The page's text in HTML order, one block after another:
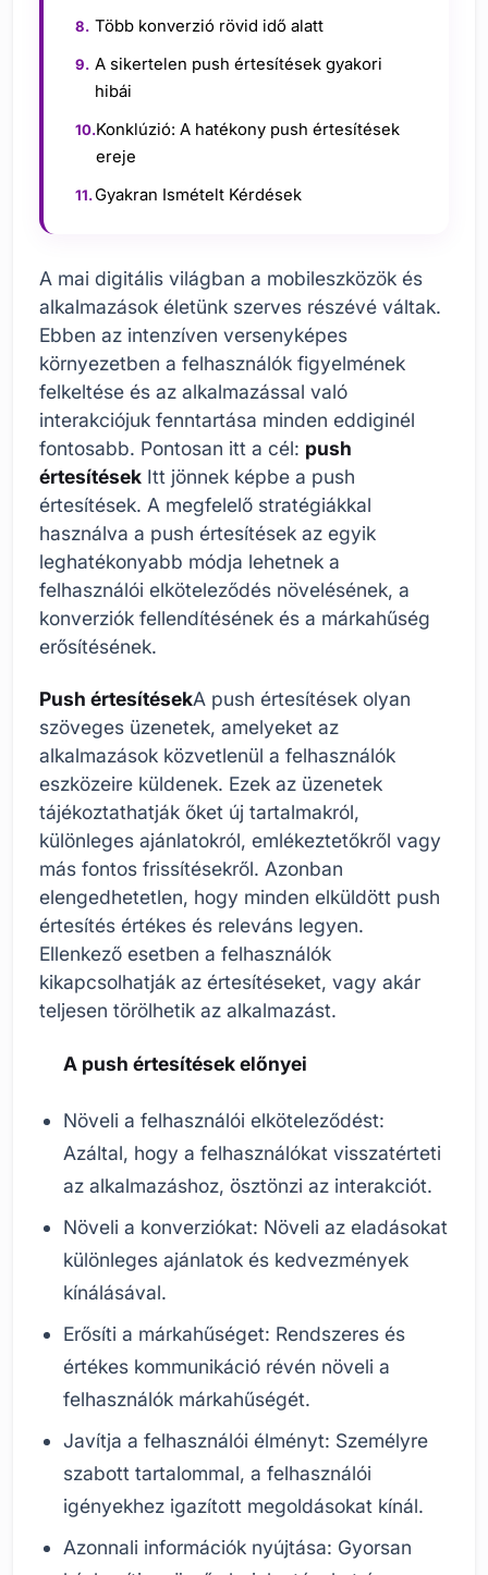
Több konverzió rövid idő alatt
A sikertelen push értesítések gyakori
hibái
Konklúzió: A hatékony push értesítések
ereje
Gyakran Ismételt Kérdések
A mai digitális világban a mobileszközök és
alkalmazások életünk szerves részévé váltak.
Ebben az intenzíven versenyképes
környezetben a felhasználók figyelmének
felkeltése és az alkalmazással való
interakciójuk fenntartása minden eddiginél
fontosabb. Pontosan itt a cél: push
értesítések Itt jönnek képbe a push
értesítések. A megfelelő stratégiákkal
használva a push értesítések az egyik
leghatékonyabb módja lehetnek a
felhasználói elköteleződés növelésének, a
konverziók fellendítésének és a márkahűség
erősítésének.
Push értesítésekA push értesítések olyan
szöveges üzenetek, amelyeket az
alkalmazások közvetlenül a felhasználók
eszközeire küldenek. Ezek az üzenetek
tájékoztathatják őket új tartalmakról,
különleges ajánlatokról, emlékeztetőkről vagy
más fontos frissítésekről. Azonban
elengedhetetlen, hogy minden elküldött push
értesítés értékes és releváns legyen.
Ellenkező esetben a felhasználók
kikapcsolhatják az értesítéseket, vagy akár
teljesen törölhetik az alkalmazást.
A push értesítések előnyei
Növeli a felhasználói elköteleződést:
Azáltal, hogy a felhasználókat visszatérteti
az alkalmazáshoz, ösztönzi az interakciót.
Növeli a konverziókat: Növeli az eladásokat
különleges ajánlatok és kedvezmények
kínálásával.
Erősíti a márkahűséget: Rendszeres és
értékes kommunikáció révén növeli a
felhasználók márkahűségét.
Javítja a felhasználói élményt: Személyre
szabott tartalommal, a felhasználói
igényekhez igazított megoldásokat kínál.
Azonnali információk nyújtása: Gyorsan